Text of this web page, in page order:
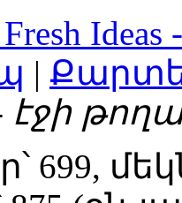
Ideas
|
էջի
699,